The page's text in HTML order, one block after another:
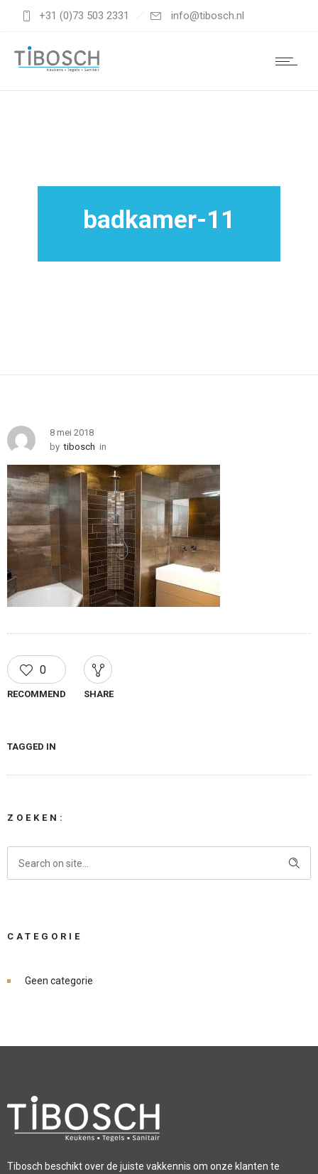
+31 (0)73 503 2331 info@tibosch.nl
badkamer-11
8 mei 2018
by tibosch in
0
RECOMMEND SHARE
TAGGED IN
ZOEKEN:
CATEGORIE
Geen categorie
Tibosch beschikt over de juiste vakkennis om onze klanten te